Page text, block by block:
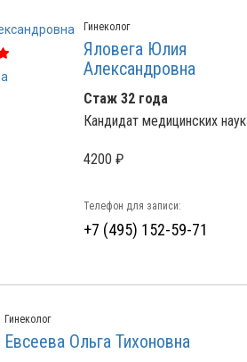
Гинеколог
Яловега Юлия
Александровна
Стаж 32 года
Кандидат медицинских наук
4200 ₽
Телефон для записи:
+7 (495) 152-59-71
Гинеколог
Евсеева Ольга Тихоновна